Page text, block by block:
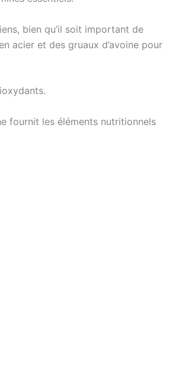
bien qu’il soit important de
acier et des gruaux d’avoine pour
fournit les éléments nutritionnels